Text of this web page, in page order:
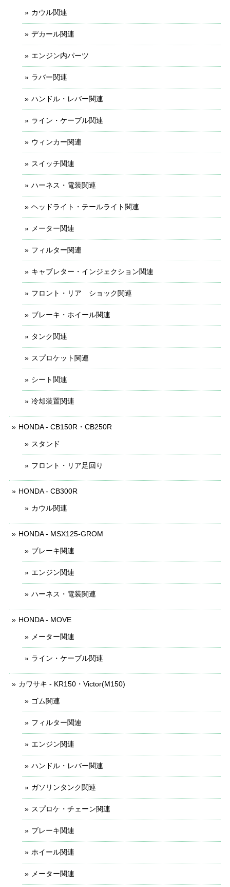
カウル関連
デカール関連
エンジン内パーツ
ラバー関連
ハンドル・レバー関連
ライン・ケーブル関連
ウィンカー関連
スイッチ関連
ハーネス・電装関連
ヘッドライト・テールライト関連
メーター関連
フィルター関連
キャブレター・インジェクション関連
フロント・リア ショック関連
ブレーキ・ホイール関連
タンク関連
スプロケット関連
シート関連
冷却装置関連
HONDA - CB150R・CB250R
スタンド
フロント・リア足回り
HONDA - CB300R
カウル関連
HONDA - MSX125-GROM
ブレーキ関連
エンジン関連
ハーネス・電装関連
HONDA - MOVE
メーター関連
ライン・ケーブル関連
カワサキ - KR150・Victor(M150)
ゴム関連
フィルター関連
エンジン関連
ハンドル・レバー関連
ガソリンタンク関連
スプロケ・チェーン関連
ブレーキ関連
ホイール関連
メーター関連